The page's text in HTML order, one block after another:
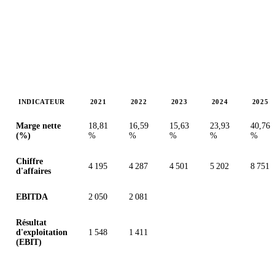
INDICATEUR 2021 2022 2023 2024 2025
Marge nette
(%)
18,81
%
16,59
%
15,63
%
23,93
%
40,76
%
Chiffre
d'affaires
4 195 4 287 4 501 5 202 8 751
EBITDA 2 050 2 081
Résultat
d'exploitation
(EBIT)
1 548 1 411